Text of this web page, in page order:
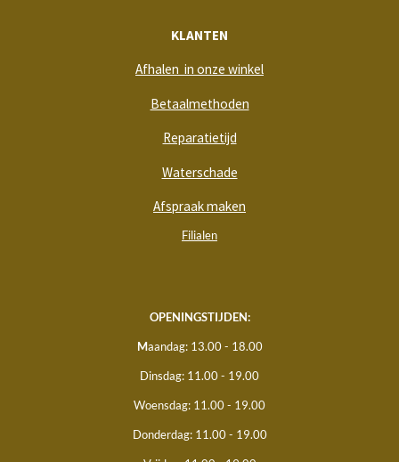
KLANTEN
Afhalen in onze winkel
Betaalmethoden
Reparatietijd
Waterschade
Afspraak maken
Filialen
OPENINGSTIJDEN:
Maandag: 13.00 - 18.00
Dinsdag: 11.00 - 19.00
Woensdag: 11.00 - 19.00
Donderdag: 11.00 - 19.00